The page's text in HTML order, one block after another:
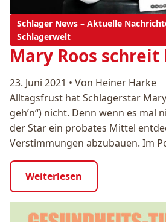
Schlager News – Aktuelle
Schlagerwelt
Mary Roos schreit
23. Juni 2021 • Von Heiner Harke
Alltagsfrust hat Schlagerstar
geh’n“) nicht. Denn wenn es mal
der Star ein probates Mittel
Verstimmungen abzubauen. Im
Weiterlesen